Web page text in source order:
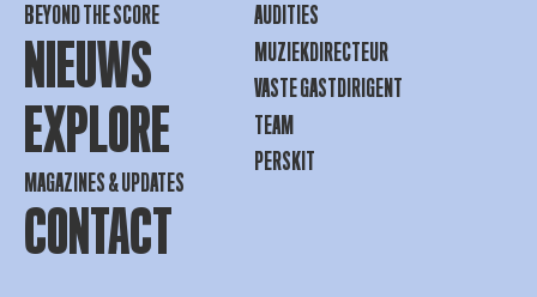
BEYOND THE SCORE
NIEUWS
EXPLORE
MAGAZINES & UPDATES
CONTACT
AUDITIES
MUZIEKDIRECTEUR
VASTE GASTDIRIGENT
TEAM
PERSKIT